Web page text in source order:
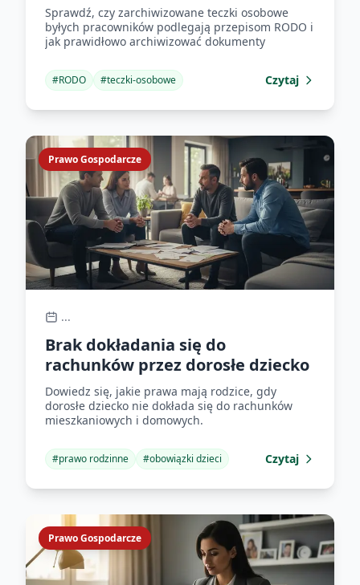
Sprawdź, czy zarchiwizowane teczki osobowe
byłych pracowników podlegają przepisom RODO i
jak prawidłowo archiwizować dokumenty
#RODO #teczki-osobowe Czytaj
Prawo Gospodarcze
...
Brak dokładania się do
rachunków przez dorosłe dziecko
Dowiedz się, jakie prawa mają rodzice, gdy
dorosłe dziecko nie dokłada się do rachunków
mieszkaniowych i domowych.
#prawo rodzinne #obowiązki dzieci Czytaj
Prawo Gospodarcze